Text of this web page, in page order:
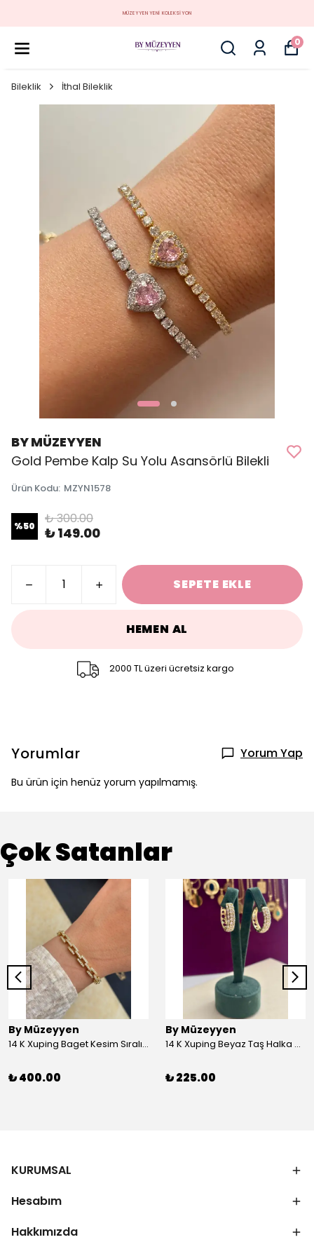
MÜZEYYEN YENİ KOLEKSİYON
0
Bileklik İthal Bileklik
BY MÜZEYYEN
Gold Pembe Kalp Su Yolu Asansörlü Bilekli
Ürün Kodu: MZYN1578
%50 ₺ 300.00
₺ 149.00
SEPETE EKLE
HEMEN AL
2000 TL üzeri ücretsiz kargo
Yorumlar Yorum Yap
Bu ürün için henüz yorum yapılmamış.
Çok Satanlar
By Müzeyyen
14 K Xuping Baget Kesim Sıralı Bileklik
₺ 400.00
By Müzeyyen
14 K Xuping Beyaz Taş Halka Küpe
₺ 225.00
KURUMSAL
Hesabım
Hakkımızda